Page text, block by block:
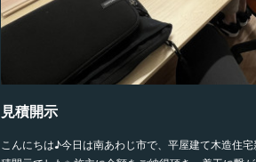
見積開示
こんにちは♪今日は南あわじ市で、平屋建て木造住